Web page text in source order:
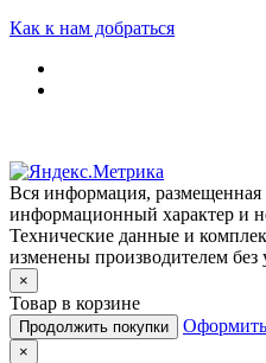
Как к нам добраться
Вся информация, размещенная
информационный характер и
Технические данные и
изменены производителем без
×
Товар в корзине
Продолжить покупки Оформить
×